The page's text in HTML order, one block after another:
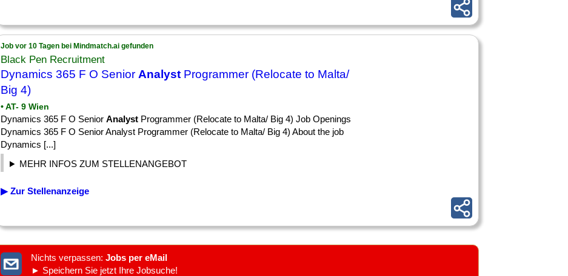
Job vor 10 Tagen bei Mindmatch.ai gefunden
Black Pen Recruitment
Dynamics 365 F O Senior Analyst Programmer (Relocate to Malta/
Big 4)
• AT- 9 Wien
Dynamics 365 F O Senior Analyst Programmer (Relocate to Malta/ Big 4) Job Openings
Dynamics 365 F O Senior Analyst Programmer (Relocate to Malta/ Big 4) About the job
Dynamics [...]
MEHR INFOS ZUM STELLENANGEBOT
▶ Zur Stellenanzeige
Nichts verpassen: Jobs per eMail
► Speichern Sie jetzt Ihre Jobsuche!